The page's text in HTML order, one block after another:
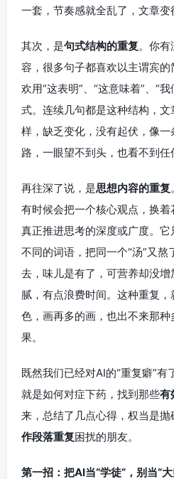
一套，节奏感就全乱了，文章变
其次，是句式结构的重复。你
容，很多句子都喜欢以主谓宾
欢用“这表明”、“这意味着”、“
式。连续几句都是这种结构，
样，缺乏变化，没有起伏，像
路，一眼望不到头，也看不到任
再往深了说，是思想内容的重复
有时候会把一个核心观点，换
真正推进思考的深度或广度。
不同的词语，把同一个“汤”又
去，味儿是有了，可营养却没
腻，有点浪费时间。这种重复
色，画再多的画，也出不来那
果。
既然我们已经对AI的“重复癖”
就是如何对症下药，找到那些有
来，总结了几点心得，权当是
作段落重复困扰的朋友。
第一招：把AI当“学徒”，别当“